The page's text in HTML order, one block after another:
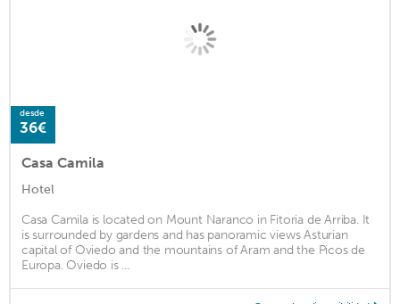
desde
36€
Casa Camila
Hotel
Casa Camila is located on Mount Naranco in Fitoria de Arriba. It
is surrounded by gardens and has panoramic views Asturian
capital of Oviedo and the mountains of Aram and the Picos de
Europa. Oviedo is ...